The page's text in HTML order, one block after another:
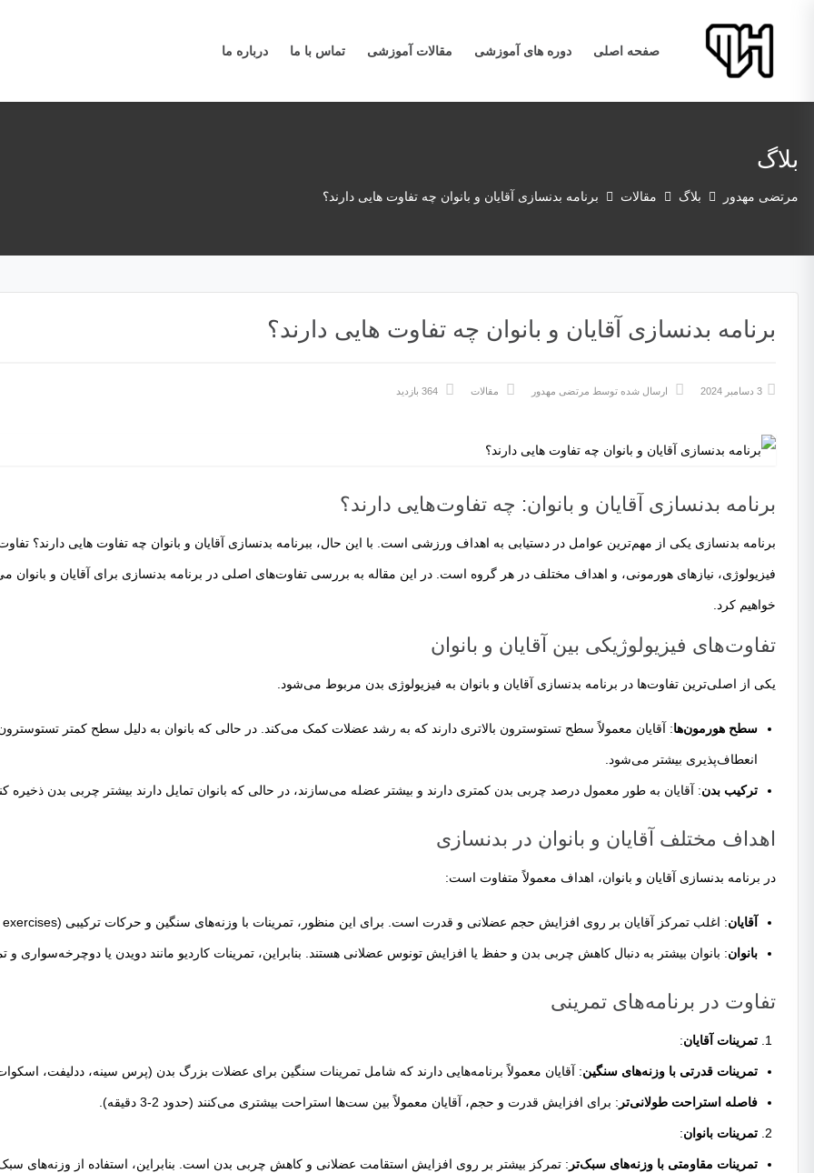
صفحه اصلی دوره های آموزشی مقالات آموزشی تماس با ما درباره ما
بلاگ
مرتضی مهدور بلاگ مقالات برنامه بدنسازی آقایان و بانوان چه تفاوت هایی دارند؟
برنامه بدنسازی آقایان و بانوان چه تفاوت هایی دارند؟
3 دسامبر 2024 ارسال شده توسط مرتضی مهدور مقالات
برنامه بدنسازی آقایان و بانوان: چه تفاوت‌هایی دارند؟
برنامه بدنسازی یکی از مهم‌ترین عوامل در دستیابی به اهداف ورزشی است. با این حال، ببرنامه بدنسازی آقایان و بانوان چه تفاوت هایی دارند؟
فیزیولوژی، نیازهای هورمونی، و اهداف مختلف در هر گروه است. در این مقاله به بررسی تفاوت‌های اصلی در برنامه بدنسازی برای آقایان و بانوان
خواهیم کرد.
تفاوت‌های فیزیولوژیکی بین آقایان و بانوان
یکی از اصلی‌ترین تفاوت‌ها در برنامه بدنسازی آقایان و بانوان به فیزیولوژی بدن مربوط می‌شود.
سطح هورمون‌ها: آقایان معمولاً سطح تستوسترون بالاتری دارند که به رشد عضلات کمک می‌کند. در حالی که بانوان به دلیل سطح کمتر
انعطاف‌پذیری بیشتر می‌شود.
ترکیب بدن: آقایان به طور معمول درصد چربی بدن کمتری دارند و بیشتر عضله می‌سازند، در حالی که بانوان تمایل دارند بیشتر چربی بدن ذخیره
اهداف مختلف آقایان و بانوان در بدنسازی
در برنامه بدنسازی آقایان و بانوان، اهداف معمولاً متفاوت است:
آقایان: اغلب تمرکز آقایان بر روی افزایش حجم عضلانی و قدرت است. برای این منظور، تمرینات با وزنه‌های سنگین و حرکات ترکیبی (compound exercises) مانند اسکوات، ددلیفت، و پرس سینه رایج است.
بانوان: بانوان بیشتر به دنبال کاهش چربی بدن و حفظ یا افزایش تونوس عضلانی هستند. بنابراین، تمرینات کاردیو مانند دویدن یا دوچرخه‌سواری
تفاوت در برنامه‌های تمرینی
تمرینات آقایان:
تمرینات قدرتی با وزنه‌های سنگین: آقایان معمولاً برنامه‌هایی دارند که شامل تمرینات سنگین برای عضلات بزرگ بدن (پرس سینه، ددلیفت،
فاصله استراحت طولانی‌تر : برای افزایش قدرت و حجم، آقایان معمولاً بین ست‌ها استراحت بیشتری می‌کنند (حدود 2-3 دقیقه).
تمرینات بانوان:
تمرینات مقاومتی با وزنه‌های سبک‌تر : تمرکز بیشتر بر روی افزایش استقامت عضلانی و کاهش چربی بدن است. بنابراین، استفاده از وزنه‌های سبک